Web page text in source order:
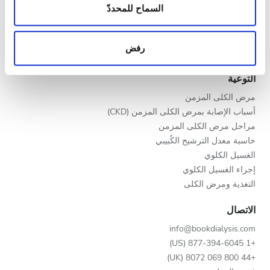
المعلومات حول استخدامك لموقعنا مع شركائنا من الشبكات
الاجتماعية وشركاء الإعلانات وتحليل البيانات الذين يمكنهم
إضافة هذه المعلومات إلى معلومات أخرى تقدمها لهم أو
معلومات أخرى يحصلون عليها من استخدامك لخدماتهم.
السماح للمحددّ
رفض
الليل
التقييم
جيد
جيد جدًا
ممتاز
سجّل عيادتك
التوعية
مرض الكلى المزمن
أسباب الإصابة بمرض الكلى المزمن (CKD)
مراحل مرض الكلى المزمن
حاسبة معدل الترشيح الكُبيبي
الغسيل الكلوي
إجراء الغسيل الكلوي
التغذية ومرض الكلى
الاتصال
info@bookdialysis.com
+1 877-394-6045 (US)
+44 800 069 8072 (UK)